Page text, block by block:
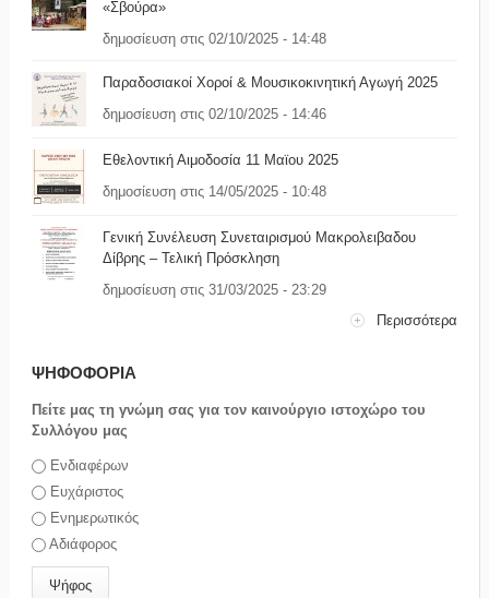
«Σβούρα»
δημοσίευση στις 02/10/2025 - 14:48
Παραδοσιακοί Χοροί & Μουσικοκινητική Αγωγή 2025
δημοσίευση στις 02/10/2025 - 14:46
Εθελοντική Αιμοδοσία 11 Μαϊου 2025
δημοσίευση στις 14/05/2025 - 10:48
Γενική Συνέλευση Συνεταιρισμού Μακρολειβαδου
Δίβρης – Τελική Πρόσκληση
δημοσίευση στις 31/03/2025 - 23:29
Περισσότερα
ΨΗΦΟΦΟΡΙΑ
Πείτε μας τη γνώμη σας για τον καινούργιο ιστοχώρο του
Συλλόγου μας
Επιλογές
Ενδιαφέρων
Ευχάριστος
Ενημερωτικός
Αδιάφορος